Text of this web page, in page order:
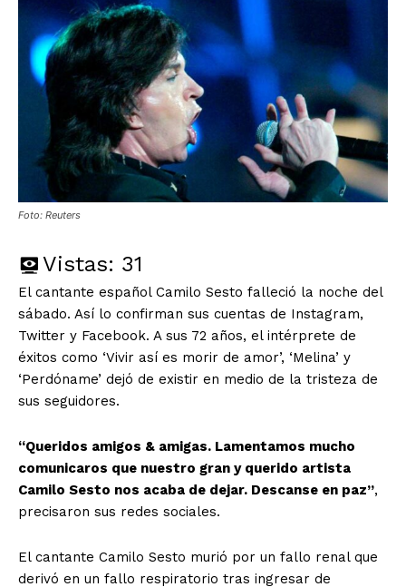
Foto: Reuters
Vistas: 31
El cantante español Camilo Sesto falleció la noche del
sábado. Así lo confirman sus cuentas de Instagram,
Twitter y Facebook. A sus 72 años, el intérprete de
éxitos como ‘Vivir así es morir de amor’, ‘Melina’ y
‘Perdóname’ dejó de existir en medio de la tristeza de
sus seguidores.
“Queridos amigos & amigas. Lamentamos mucho
comunicaros que nuestro gran y querido artista
Camilo Sesto nos acaba de dejar. Descanse en paz”,
precisaron sus redes sociales.
El cantante Camilo Sesto murió por un fallo renal que
derivó en un fallo respiratorio tras ingresar de